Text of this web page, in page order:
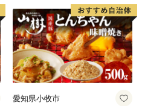
ベキュー 炒め物 ホルモン丼
野菜炒め 焼きうどん 下処理
済み 愛知県 小牧市 送料無料
愛知県小牧市